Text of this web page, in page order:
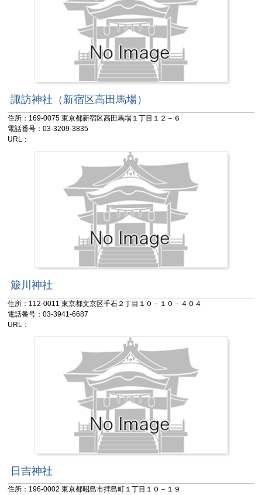
諏訪神社（新宿区高田馬場）
住所：169-0075 東京都新宿区高田馬場１丁目１２－６
電話番号：03-3209-3835
URL：
簸川神社
住所：112-0011 東京都文京区千石２丁目１０－１０－４０４
電話番号：03-3941-6687
URL：
日吉神社
住所：196-0002 東京都昭島市拝島町１丁目１０－１９